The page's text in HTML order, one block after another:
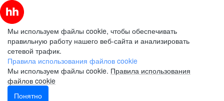
Мы используем файлы cookie, чтобы обеспечивать
правильную работу нашего веб-сайта и анализировать
сетевой трафик.
Правила использования файлов cookie
Мы используем файлы cookie. Правила использования
файлов cookie
Понятно